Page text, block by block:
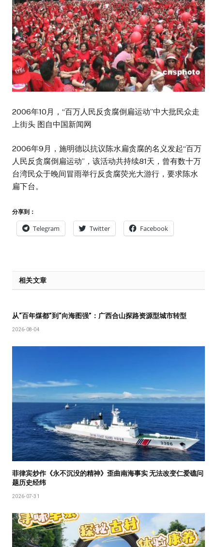
2006年10月，“百万人民反贪腐倒扁运动”中大批民众走
上街头 图自中国新闻网
2006年9月，施明德以抗议陈水扁贪腐的名义发起“百万
人民反贪腐倒扁运动”，该活动共持续81天，曾有数十万
台湾民众于晚间冒雨举行反贪腐荧光大游行，要求陈水
扁下台。
分享到：
Telegram Twitter Facebook
相关文章
从“百年煤都”到“向海图强”：广西合山探路资源型城市转型
2026-08-04
菲律宾炒作《永不沉没的精神》歪曲南海事实 无法改变仁爱礁问
题历史经纬
2026-07-31